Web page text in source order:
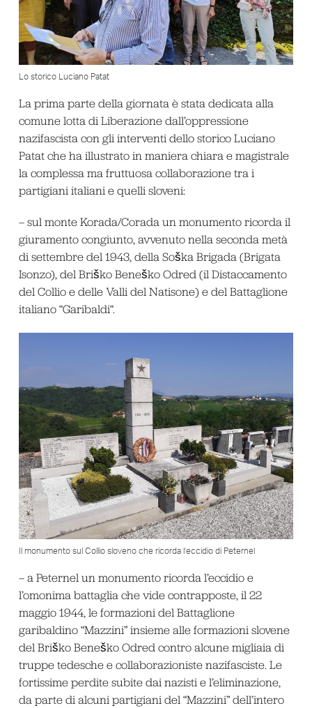
Lo storico Luciano Patat
La prima parte della giornata è stata dedicata alla
comune lotta di Liberazione dall’oppressione
nazifascista con gli interventi dello storico Luciano
Patat che ha illustrato in maniera chiara e magistrale
la complessa ma fruttuosa collaborazione tra i
partigiani italiani e quelli sloveni:
– sul monte Korada/Corada un monumento ricorda il
giuramento congiunto, avvenuto nella seconda metà
di settembre del 1943, della Soška Brigada (Brigata
Isonzo), del Briško Beneško Odred (il Distaccamento
del Collio e delle Valli del Natisone) e del Battaglione
italiano “Garibaldi“.
Il monumento sul Collio sloveno che ricorda l’eccidio di Peternel
– a Peternel un monumento ricorda l’eccidio e
l’omonima battaglia che vide contrapposte, il 22
maggio 1944, le formazioni del Battaglione
garibaldino “Mazzini” insieme alle formazioni slovene
del Briško Beneško Odred contro alcune migliaia di
truppe tedesche e collaborazioniste nazifasciste. Le
fortissime perdite subite dai nazisti e l’eliminazione,
da parte di alcuni partigiani del “Mazzini” dell’intero